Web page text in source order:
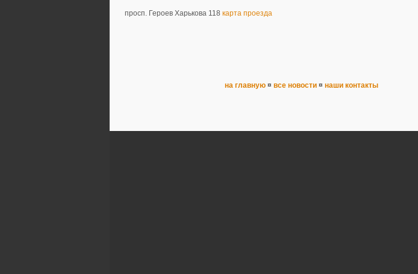
просп. Героев Харькова 118 карта проезда
на главную ¤ все новости ¤ наши контакты